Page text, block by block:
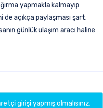
yapmakla kalmayıp
açıkça paylaşması şart.
günlük ulaşım aracı haline
girişi yapmış olmalısınız.